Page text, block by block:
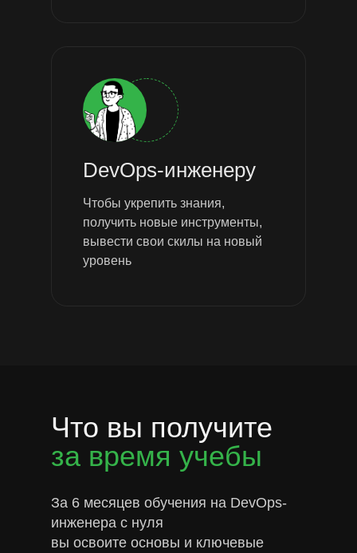
DevOps-инженеру
Чтобы укрепить знания,
получить новые инструменты,
вывести свои скилы на новый
уровень
За 6 месяцев обучения на DevOps-
инженера с нуля
вы освоите основы и ключевые
Что вы получите
за время учебы